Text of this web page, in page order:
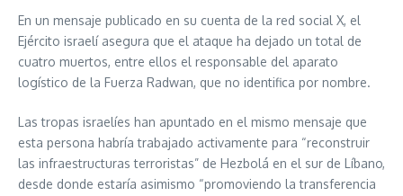
En un mensaje publicado en su cuenta de la red social X, el
Ejército israelí asegura que el ataque ha dejado un total de
cuatro muertos, entre ellos el responsable del aparato
logístico de la Fuerza Radwan, que no identifica por nombre.
Las tropas israelíes han apuntado en el mismo mensaje que
esta persona habría trabajado activamente para “reconstruir
las infraestructuras terroristas” de Hezbolá en el sur de Líbano,
desde donde estaría asimismo “promoviendo la transferencia